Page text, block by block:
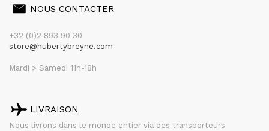
NOUS CONTACTER
+32 (0)2 893 90 30
store@hubertybreyne.com
Mardi > Samedi 11h-18h
LIVRAISON
Nous livrons dans le monde entier via des transporteurs